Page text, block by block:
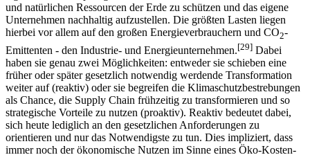
Sowohl von gesetzlicher Seite als auch von Partnern aus dem
eigenen Wertschöpfungsnetzwerk wächst der Druck, die Umwelt
und natürlichen Ressourcen der Erde zu schützen und das eigene
Unternehmen nachhaltig aufzustellen. Die größten Lasten liegen
hierbei vor allem auf den großen Energieverbrauchern und CO2
Emittenten - den Industrie- und Energieunternehmen.[29]Dabei
haben sie genau zwei Möglichkeiten: entweder sie schieben eine
früher oder später gesetzlich notwendig werdende Transformation
weiter auf (reaktiv) oder sie begreifen die Klimaschutzbestrebungen
als Chance, die Supply Chain frühzeitig zu transformieren und so
strategische Vorteile zu nutzen (proaktiv). Reaktiv bedeutet dabei,
sich heute lediglich an den gesetzlichen Anforderungen zu